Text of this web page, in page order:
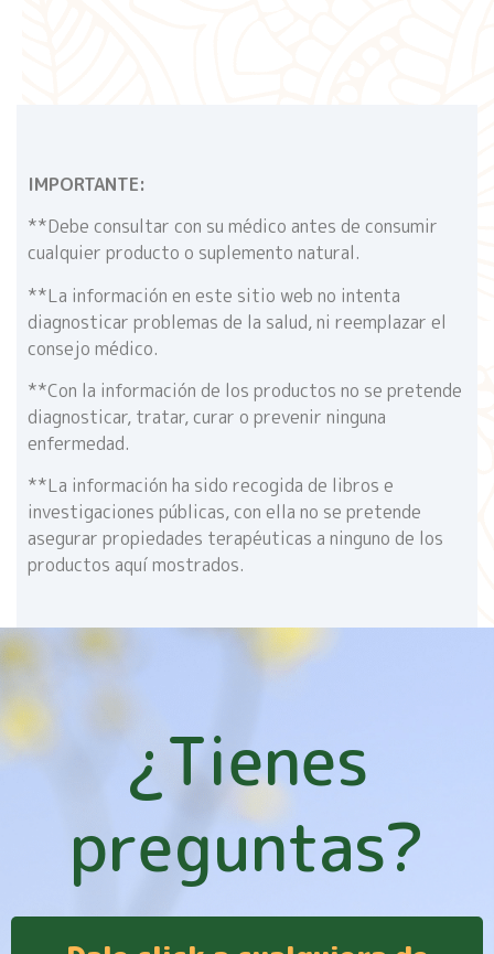
IMPORTANTE:
**Debe consultar con su médico antes de consumir
cualquier producto o suplemento natural.
**La información en este sitio web no intenta
diagnosticar problemas de la salud, ni reemplazar el
consejo médico.
**Con la información de los productos no se pretende
diagnosticar, tratar, curar o prevenir ninguna
enfermedad.
**La información ha sido recogida de libros e
investigaciones públicas, con ella no se pretende
asegurar propiedades terapéuticas a ninguno de los
productos aquí mostrados.
¿Tienes
preguntas?